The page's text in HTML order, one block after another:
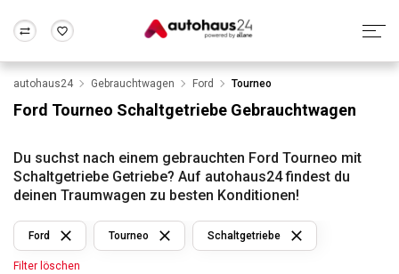
Wir bewerten dein Auto
Alle Fragen & Antworten
Rund um die Inzahlungnahme
Frankfurt Wuppertal
autohaus24 Gebrauchtwagen Ford Tourneo
Ford Tourneo Schaltgetriebe Gebrauchtwagen
Du suchst nach einem gebrauchten Ford Tourneo mit
Schaltgetriebe Getriebe? Auf autohaus24 findest du
deinen Traumwagen zu besten Konditionen!
Ford Tourneo Schaltgetriebe
Filter löschen